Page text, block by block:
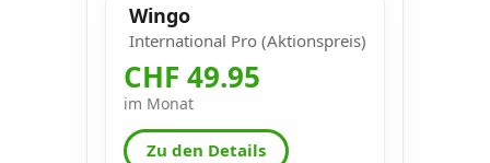
Wingo
International Pro (Aktionspreis)
CHF 49.95
im Monat
Zu den Details